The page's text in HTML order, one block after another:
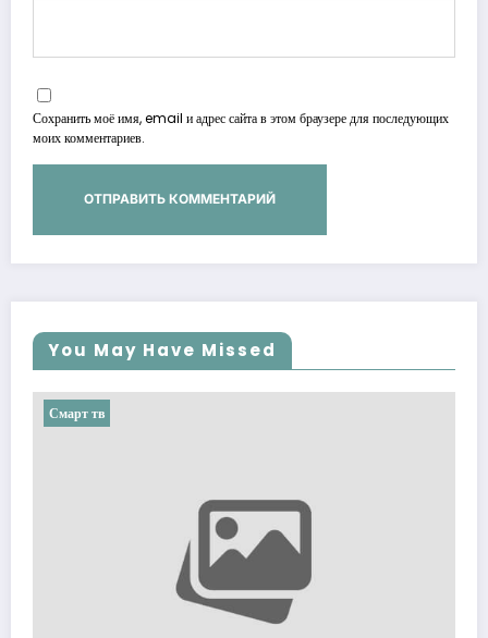
Сохранить моё имя, email и адрес сайта в этом браузере для последующих
моих комментариев.
You May Have Missed
Смарт тв